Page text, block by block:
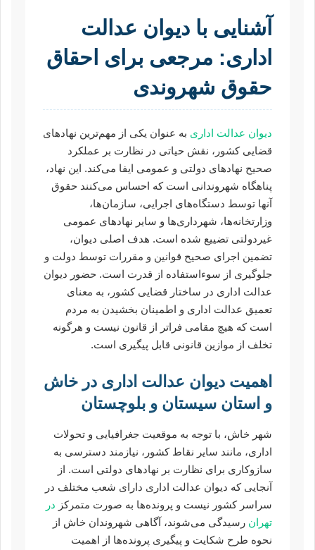
آشنایی با دیوان عدالت
اداری: مرجعی برای احقاق
حقوق شهروندی
دیوان عدالت اداری به عنوان یکی از مهم‌ترین نهادهای
قضایی کشور، نقش حیاتی در نظارت بر عملکرد
صحیح نهادهای دولتی و عمومی ایفا می‌کند. این نهاد،
پناهگاه شهروندانی است که احساس می‌کنند حقوق
آنها توسط دستگاه‌های اجرایی، سازمان‌ها،
وزارتخانه‌ها، شهرداری‌ها و سایر نهادهای عمومی
غیردولتی تضییع شده است. هدف اصلی دیوان،
تضمین اجرای صحیح قوانین و مقررات توسط دولت و
جلوگیری از سوءاستفاده از قدرت است. حضور دیوان
عدالت اداری در ساختار قضایی کشور، به معنای
تعمیق عدالت اداری و اطمینان بخشیدن به مردم
است که هیچ مقامی فراتر از قانون نیست و هرگونه
تخلف از موازین قانونی قابل پیگیری است.
اهمیت دیوان عدالت اداری در خاش
و استان سیستان و بلوچستان
شهر خاش، با توجه به موقعیت جغرافیایی و تحولات
اداری، مانند سایر نقاط کشور، نیازمند دسترسی به
سازوکاری برای نظارت بر نهادهای دولتی است. از
آنجایی که دیوان عدالت اداری دارای شعب مختلف در
سراسر کشور نیست و پرونده‌ها به صورت متمرکز در
تهران رسیدگی می‌شوند، آگاهی شهروندان خاش از
نحوه طرح شکایت و پیگیری پرونده‌ها از اهمیت